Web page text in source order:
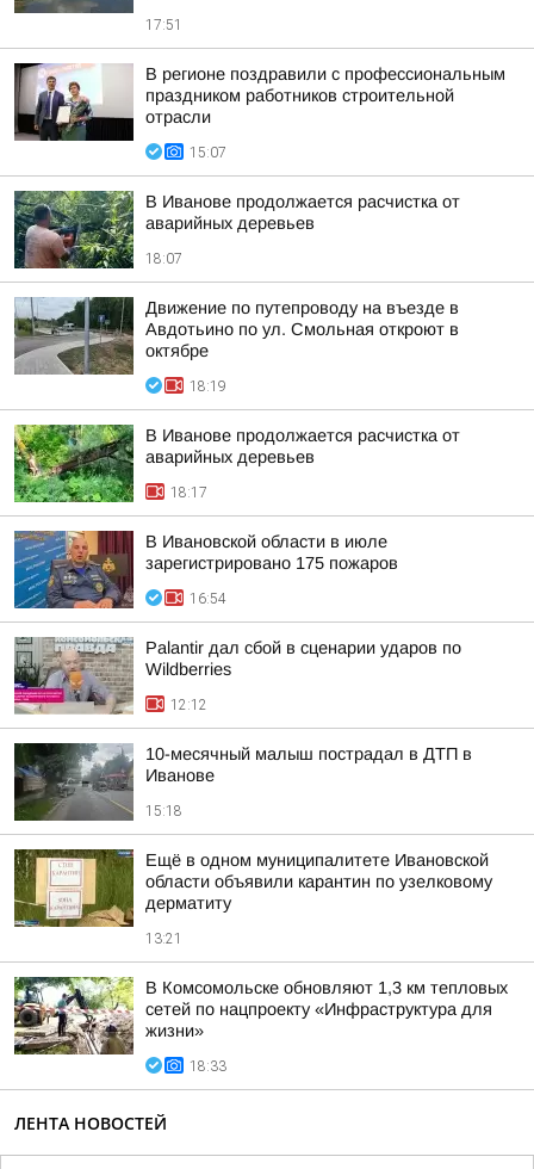
17:51
В регионе поздравили с профессиональным
праздником работников строительной
отрасли
15:07
В Иванове продолжается расчистка от
аварийных деревьев
18:07
Движение по путепроводу на въезде в
Авдотьино по ул. Смольная откроют в
октябре
18:19
В Иванове продолжается расчистка от
аварийных деревьев
18:17
В Ивановской области в июле
зарегистрировано 175 пожаров
16:54
Palantir дал сбой в сценарии ударов по
Wildberries
12:12
10-месячный малыш пострадал в ДТП в
Иванове
15:18
Ещё в одном муниципалитете Ивановской
области объявили карантин по узелковому
дерматиту
13:21
В Комсомольске обновляют 1,3 км тепловых
сетей по нацпроекту «Инфраструктура для
жизни»
18:33
ЛЕНТА НОВОСТЕЙ